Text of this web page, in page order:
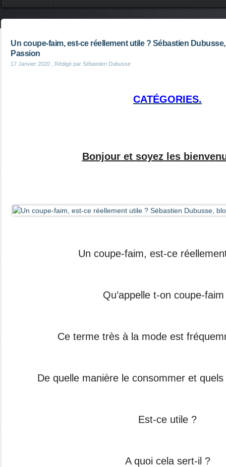
Un coupe-faim, est-ce réellement utile ? Sébastien
Passion
17 Janvier 2020 , Rédigé par Sébastien Dubusse
CATÉGORIES.
Bonjour et soyez les
Un coupe-faim, est-ce
Qu’appelle t-on coupe-
Ce terme très à la mode est
De quelle manière le consommer et quels
Est-ce utile ?
A quoi cela sert-il ?